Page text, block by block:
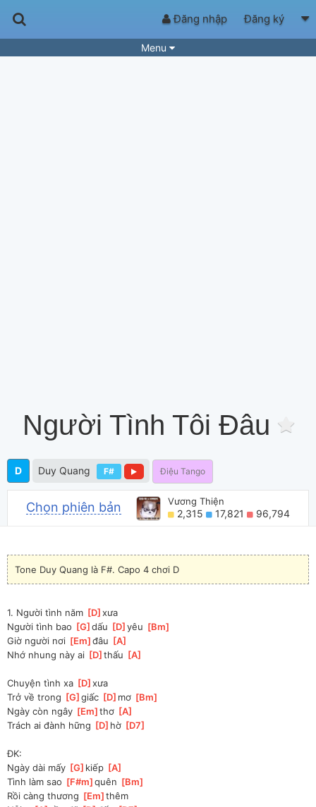
Đăng nhập Đăng ký
Menu
Người Tình Tôi Đâu
D Duy Quang F# Điệu Tango
Chọn phiên bản Vương Thiện
2,315 17,821 96,794
Tone Duy Quang là F#. Capo 4 chơi D
1. Người tình năm [D ]
xưa
Người tình bao [G ]
dấu [D ]
yêu [Bm
Giờ người nơi [Em ]
đâu [A
Nhớ nhung này ai [D ]thấu [A
Chuyện tình xa [D ]
xưa
Trở về trong [G ]
giấc [D ]mơ [Bm
Ngày còn ngây [Em ]thơ [A
Trách ai đành hững [D ]hờ [D7
ĐK:
Ngày dài mấy [G ]kiếp [A
Tình làm sao [F#m ]
quên [Bm
Rồi càng thương [Em ]thêm